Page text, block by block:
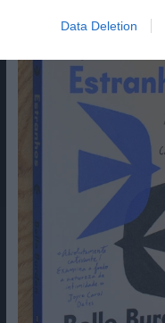
Data Deletion